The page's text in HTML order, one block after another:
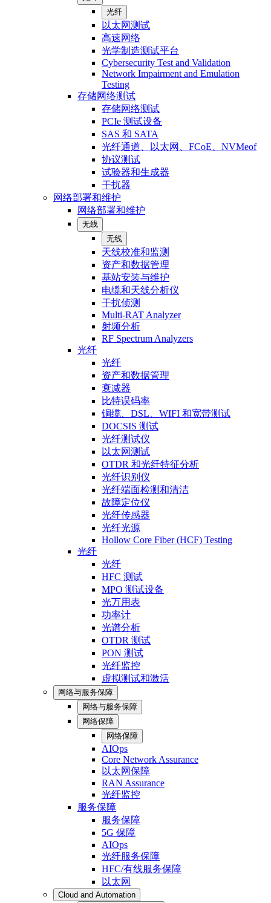
光纤
以太网测试
高速网络
光学制造测试平台
Cybersecurity Test and Validation
Network Impairment and Emulation
Testing
存储网络测试
存储网络测试
PCIe 测试设备
SAS 和 SATA
光纤通道、以太网、FCoE、NVMeof
协议测试
试验器和生成器
干扰器
网络部署和维护
网络部署和维护
无线
无线
天线校准和监测
资产和数据管理
基站安装与维护
电缆和天线分析仪
干扰侦测
Multi-RAT Analyzer
射频分析
RF Spectrum Analyzers
光纤
光纤
资产和数据管理
衰减器
比特误码率
铜缆、DSL、WIFI 和宽带测试
DOCSIS 测试
光纤测试仪
以太网测试
OTDR 和光纤特征分析
光纤识别仪
光纤端面检测和清洁
故障定位仪
光纤传感器
光纤光源
Hollow Core Fiber (HCF) Testing
光纤
光纤
HFC 测试
MPO 测试设备
光万用表
功率计
光谱分析
OTDR 测试
PON 测试
光纤监控
虚拟测试和激活
网络与服务保障
网络与服务保障
网络保障
网络保障
AIOps
Core Network Assurance
以太网保障
RAN Assurance
光纤监控
服务保障
服务保障
5G 保障
AIOps
光纤服务保障
HFC/有线服务保障
以太网
Cloud and Automation